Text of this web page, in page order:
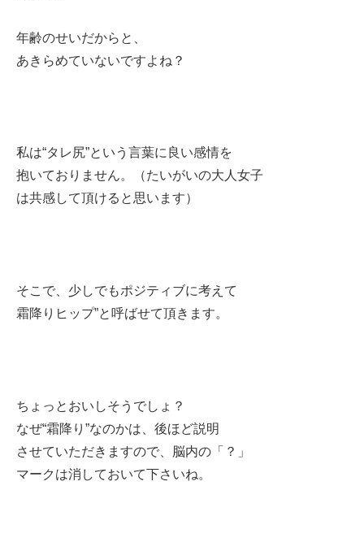
年齢のせいだからと、
あきらめていないですよね？
私は“タレ尻”という言葉に良い感情を
抱いておりません。（たいがいの大人女子
は共感して頂けると思います）
そこで、少しでもポジティブに考えて
霜降りヒップ”と呼ばせて頂きます。
ちょっとおいしそうでしょ？
なぜ“霜降り”なのかは、後ほど説明
させていただきますので、脳内の「？」
マークは消しておいて下さいね。